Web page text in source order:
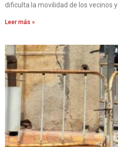
dificulta la movilidad de los vecinos y
Leer más »